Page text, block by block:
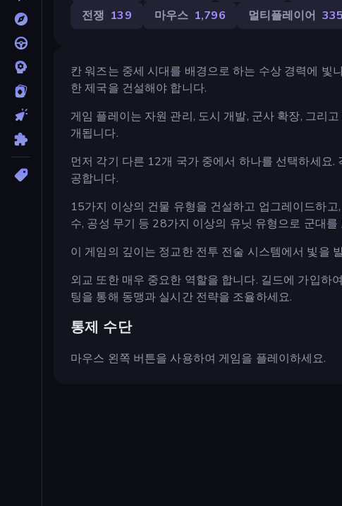
전쟁 139 마우스 1,796 멀티플레이어 335
칸 워즈는 중세 시대를 배경으로 하는 수상 경력에 빛
한 제국을 건설해야 합니다.
게임 플레이는 자원 관리, 도시 개발, 군사 확장, 그리
개됩니다.
먼저 각기 다른 12개 국가 중에서 하나를 선택하세요
공합니다.
15가지 이상의 건물 유형을 건설하고 업그레이드하
수, 공성 무기 등 28가지 이상의 유닛 유형으로 군대
이 게임의 깊이는 정교한 전투 전술 시스템에서 빛을
외교 또한 매우 중요한 역할을 합니다. 길드에 가입하
팅을 통해 동맹과 실시간 전략을 조율하세요.
통제 수단
마우스 왼쪽 버튼을 사용하여 게임을 플레이하세요.